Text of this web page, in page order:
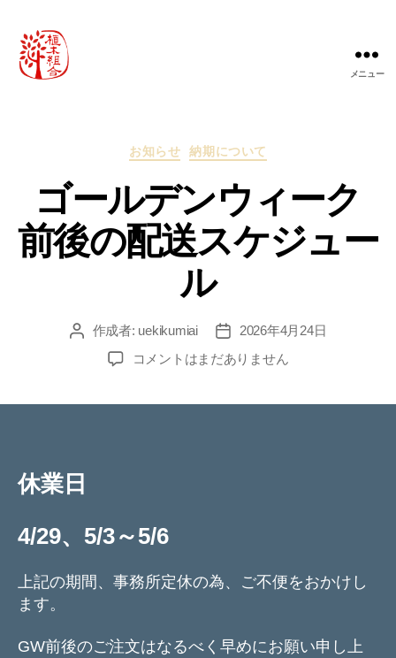
人
山
町
メニュー
カ
リ
ー
お知らせ 納期について
ゴールデンウィーク
前後の配送スケジュー
ル
投 作成者: uekikumiai
投
稿
日
2026年4月24日
ゴ
前
の
配
ケ
コメントはまだありません
休業日
4/29、5/3～5/6
上記の期間、事務所定休の為、ご不便をおかけし
ます。
GW前後のご注文はなるべく早めにお願い申し上